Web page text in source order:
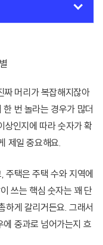
짜 머리가 복잡해지잖아
번 놀라는 경우가 많더
상인지에 따라 숫자가 확
제일 중요해요.
주택은 주택 수와 지역에
쓰는 핵심 숫자는 꽤 단
하게 갈리거든요. 그래서
중과로 넘어가는지 흐